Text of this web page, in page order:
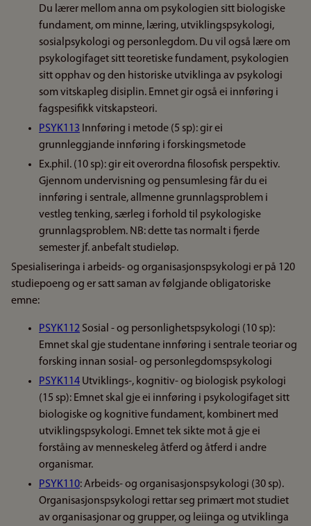
Du lærer mellom anna om psykologien sitt biologiske
fundament, om minne, læring, utviklingspsykologi,
sosialpsykologi og personlegdom. Du vil også lære om
psykologifaget sitt teoretiske fundament, psykologien
sitt opphav og den historiske utviklinga av psykologi
som vitskapleg disiplin. Emnet gir også ei innføring i
fagspesifikk vitskapsteori.
PSYK113 Innføring i metode (5 sp): gir ei
grunnleggjande innføring i forskingsmetode
Ex.phil. (10 sp): gir eit overordna filosofisk perspektiv.
Gjennom undervisning og pensumlesing får du ei
innføring i sentrale, allmenne grunnlagsproblem i
vestleg tenking, særleg i forhold til psykologiske
grunnlagsproblem. NB: dette tas normalt i fjerde
semester jf. anbefalt studieløp.
Spesialiseringa i arbeids- og organisasjonspsykologi er på 120
studiepoeng og er satt saman av følgjande obligatoriske
emne:
PSYK112 Sosial - og personlighetspsykologi (10 sp):
Emnet skal gje studentane innføring i sentrale teoriar og
forsking innan sosial- og personlegdomspsykologi
PSYK114 Utviklings-, kognitiv- og biologisk psykologi
(15 sp): Emnet skal gje ei innføring i psykologifaget sitt
biologiske og kognitive fundament, kombinert med
utviklingspsykologi. Emnet tek sikte mot å gje ei
forståing av menneskeleg åtferd og åtferd i andre
organismar.
PSYK110: Arbeids- og organisasjonspsykologi (30 sp).
Organisasjonspsykologi rettar seg primært mot studiet
av organisasjonar og grupper, og leiinga og utviklinga